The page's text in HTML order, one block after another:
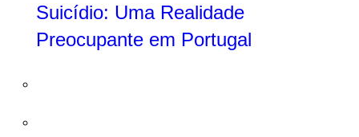
Suicídio: Uma Realidade
Preocupante em Portugal